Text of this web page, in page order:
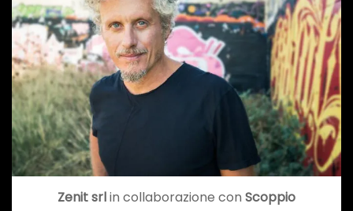
Zenit srlin collaborazione con Scoppio